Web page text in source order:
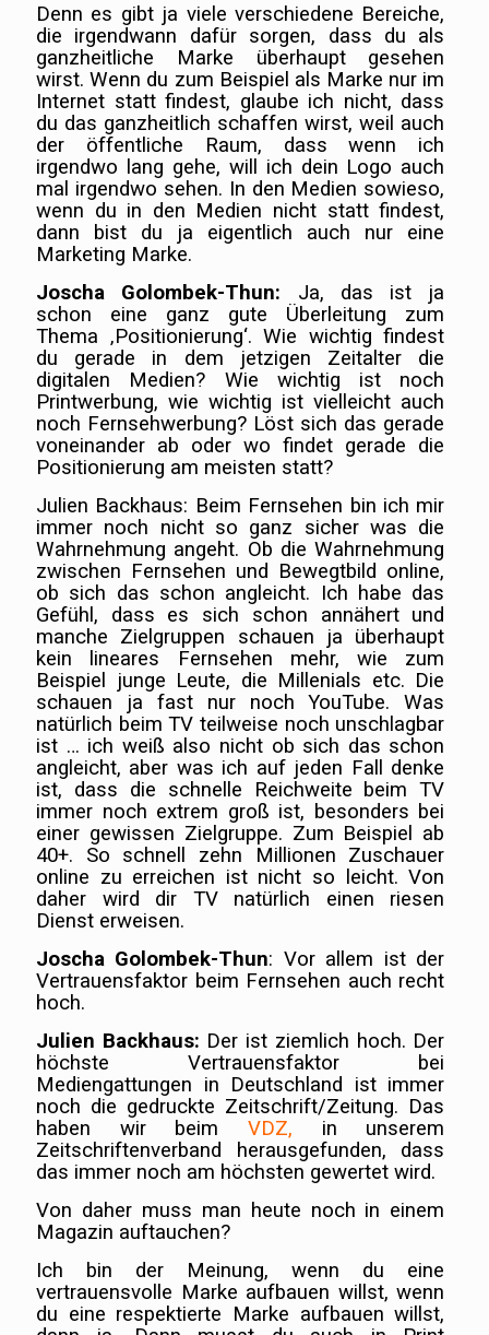
Denn es gibt ja viele verschiedene Bereiche,
die irgendwann dafür sorgen, dass du als
ganzheitliche Marke überhaupt gesehen
wirst. Wenn du zum Beispiel als Marke nur im
Internet statt findest, glaube ich nicht, dass
du das ganzheitlich schaffen wirst, weil auch
der öffentliche Raum, dass wenn ich
irgendwo lang gehe, will ich dein Logo auch
mal irgendwo sehen. In den Medien sowieso,
wenn du in den Medien nicht statt findest,
dann bist du ja eigentlich auch nur eine
Marketing Marke.
Joscha Golombek-Thun: Ja, das ist ja
schon eine ganz gute Überleitung zum
Thema ‚Positionierung‘. Wie wichtig findest
du gerade in dem jetzigen Zeitalter die
digitalen Medien? Wie wichtig ist noch
Printwerbung, wie wichtig ist vielleicht auch
noch Fernsehwerbung? Löst sich das gerade
voneinander ab oder wo findet gerade die
Positionierung am meisten statt?
Julien Backhaus: Beim Fernsehen bin ich mir
immer noch nicht so ganz sicher was die
Wahrnehmung angeht. Ob die Wahrnehmung
zwischen Fernsehen und Bewegtbild online,
ob sich das schon angleicht. Ich habe das
Gefühl, dass es sich schon annähert und
manche Zielgruppen schauen ja überhaupt
kein lineares Fernsehen mehr, wie zum
Beispiel junge Leute, die Millenials etc. Die
schauen ja fast nur noch YouTube. Was
natürlich beim TV teilweise noch unschlagbar
ist … ich weiß also nicht ob sich das schon
angleicht, aber was ich auf jeden Fall denke
ist, dass die schnelle Reichweite beim TV
immer noch extrem groß ist, besonders bei
einer gewissen Zielgruppe. Zum Beispiel ab
40+. So schnell zehn Millionen Zuschauer
online zu erreichen ist nicht so leicht. Von
daher wird dir TV natürlich einen riesen
Dienst erweisen.
Joscha Golombek-Thun: Vor allem ist der
Vertrauensfaktor beim Fernsehen auch recht
hoch.
Julien Backhaus: Der ist ziemlich hoch. Der
höchste Vertrauensfaktor bei
Mediengattungen in Deutschland ist immer
noch die gedruckte Zeitschrift/Zeitung. Das
haben wir beimVDZ, in unserem
Zeitschriftenverband herausgefunden, dass
das immer noch am höchsten gewertet wird.
Von daher muss man heute noch in einem
Magazin auftauchen?
Ich bin der Meinung, wenn du eine
vertrauensvolle Marke aufbauen willst, wenn
du eine respektierte Marke aufbauen willst,